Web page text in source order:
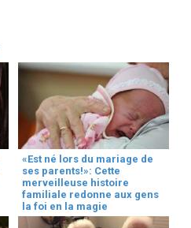
«Est né lors du mariage de
ses parents!»: Cette
merveilleuse histoire
familiale redonne aux gens
la foi en la magie